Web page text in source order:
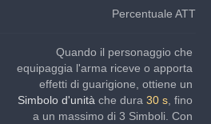
Percentuale ATT
Quando il personaggio che
equipaggia l'arma riceve o apporta
effetti di guarigione, ottiene un
Simbolo d'unità che dura 30 s , fino
a un massimo di 3 Simboli. Con